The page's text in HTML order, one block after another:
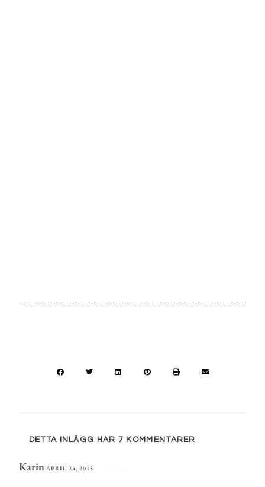
DETTA INLÄGG HAR 7 KOMMENTARER
Karin APRIL 24, 2015